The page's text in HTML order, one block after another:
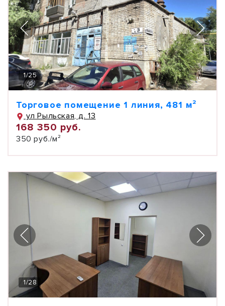
1/25
Торговое помещение 1 линия, 481 м²
ул Рыльская, д. 13
168 350 руб.
350 руб./м²
1/28